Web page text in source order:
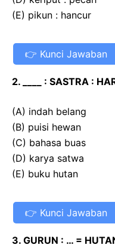
(E) pikun : hancur
Kunci Jawaban
2. ____ : SASTRA :
(A) indah belang
(B) puisi hewan
(C) bahasa buas
(D) karya satwa
(E) buku hutan
Kunci Jawaban
3. GURUN : … =